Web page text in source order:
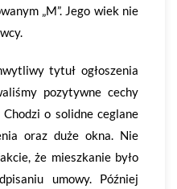
„M”. Jego wiek nie
tytuł ogłoszenia
pozytywne cechy
o solidne ceglane
oraz duże okna. Nie
że mieszkanie było
umowy. Później